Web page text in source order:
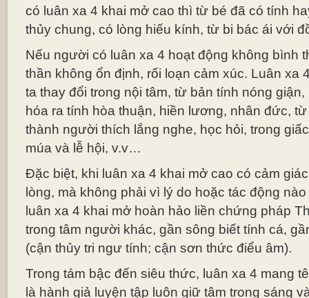
có luân xa 4 khai mở cao thì từ bé đã có tính
thủy chung, có lòng hiếu kính, từ bi bác ái với
Nếu người có luân xa 4 hoạt động không bình
thần không ổn định, rối loạn cảm xúc. Luân xa
ta thay đổi trong nội tâm, từ bản tính nóng
hóa ra tính hòa thuận, hiền lương, nhân đức,
thành người thích lắng nghe, học hỏi, trong
múa và lễ hội, v.v…
Đặc biệt, khi luân xa 4 khai mở cao có cảm
lòng, mà không phải vì lý do hoặc tác động
luân xa 4 khai mở hoàn hảo liền chứng pháp
trong tâm người khác, gần sông biết tính cá,
(cận thủy tri ngư tính; cận sơn thức điểu âm).
Trong tám bậc đến siêu thức, luân xa 4 mang
là hành giả luyện tập luôn giữ tâm trong sáng